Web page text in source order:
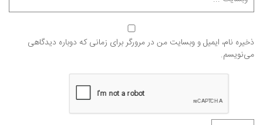
ذخیره نام، ایمیل و وبسایت من در مرورگر برای زمانی که دوباره دیدگاهی
می‌نویسم.